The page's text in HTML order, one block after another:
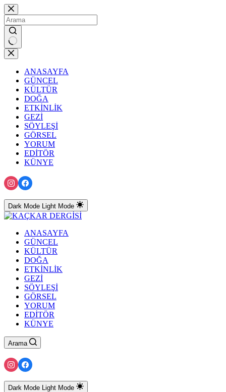
Skip
to
content
No
results
ANASAYFA
GÜNCEL
KÜLTÜR
DOĞA
ETKİNLİK
GEZİ
SÖYLEŞİ
GÖRSEL
YORUM
EDİTÖR
KÜNYE
Dark Mode Light Mode
ANASAYFA
GÜNCEL
KÜLTÜR
DOĞA
ETKİNLİK
GEZİ
SÖYLEŞİ
GÖRSEL
YORUM
EDİTÖR
KÜNYE
Arama
Dark Mode Light Mode